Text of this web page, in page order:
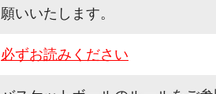
願いいたします。
必ずお読みください